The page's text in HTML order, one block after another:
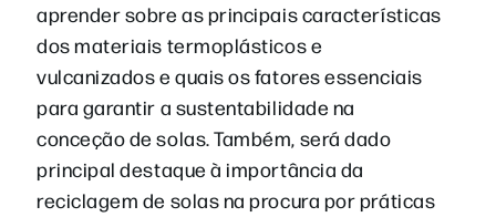
aprender sobre as principais características
dos materiais termoplásticos e
vulcanizados e quais os fatores essenciais
para garantir a sustentabilidade na
conceção de solas. Também, será dado
principal destaque à importância da
reciclagem de solas na procura por práticas